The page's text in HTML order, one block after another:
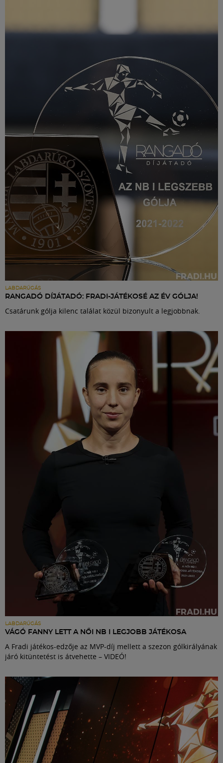
LABDARÚGÁS
RANGADÓ DÍJÁTADÓ: FRADI-JÁTÉKOSÉ AZ ÉV GÓLJA!
Csatárunk gólja kilenc találat közül bizonyult a legjobbnak.
LABDARÚGÁS
VÁGÓ FANNY LETT A NŐI NB I LEGJOBB JÁTÉKOSA
A Fradi játékos-edzője az MVP-díj mellett a szezon gólkirályának
járó kitüntetést is átvehette – VIDEÓ!